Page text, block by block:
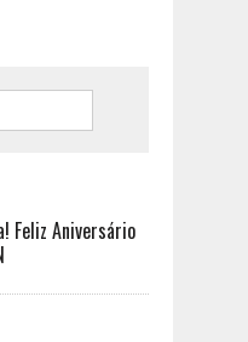
Feliz Aniversário